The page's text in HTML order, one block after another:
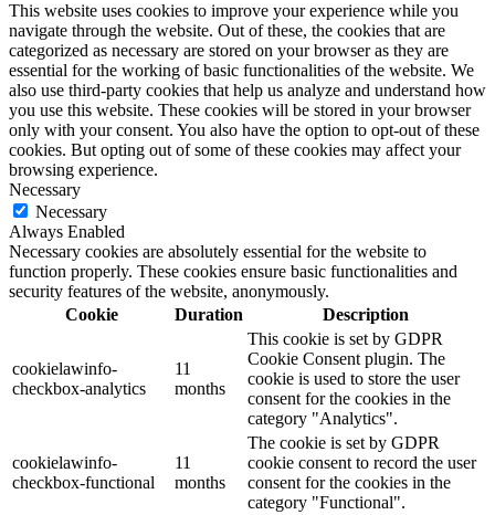
This website uses cookies to improve your experience while you
navigate through the website. Out of these, the cookies that are
categorized as necessary are stored on your browser as they are
essential for the working of basic functionalities of the website. We
also use third-party cookies that help us analyze and understand how
you use this website. These cookies will be stored in your browser
only with your consent. You also have the option to opt-out of these
cookies. But opting out of some of these cookies may affect your
browsing experience.
Necessary
Necessary
Always Enabled
Necessary cookies are absolutely essential for the website to
function properly. These cookies ensure basic functionalities and
security features of the website, anonymously.
Cookie
Duration Description
cookielawinfo-
checkbox-analytics
11
months
This cookie is set by GDPR
Cookie Consent plugin. The
cookie is used to store the user
consent for the cookies in the
category "Analytics".
cookielawinfo-
checkbox-functional
11
months
The cookie is set by GDPR
cookie consent to record the user
consent for the cookies in the
category "Functional".